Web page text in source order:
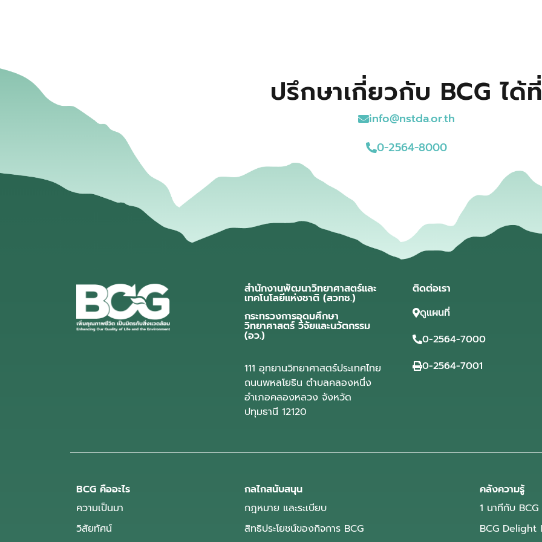
ปรึกษาเกี่ยวกับ BCG ได้ที่
info@nstda.or.th
0-2564-8000
สำนักงานพัฒนาวิทยาศาสตร์และ
เทคโนโลยีแห่งชาติ (สวทช.)
กระทรวงการอุดมศึกษา
วิทยาศาสตร์ วิจัยและนวัตกรรม
(อว.)
111 อุทยานวิทยาศาสตร์ประเทศไทย
ถนนพหลโยธิน ตำบลคลองหนึ่ง
อำเภอคลองหลวง จังหวัด
ปทุมธานี 12120
ติดต่อเรา
ดูแผนที่
0-2564-7000
0-2564-7001
BCG คืออะไร
ความเป็นมา
วิสัยทัศน์
กลไกสนับสนุน
กฎหมาย และระเบียบ
สิทธิประโยชน์ของกิจการ BCG
คลังความรู้
1 นาทีกับ BCG
BCG